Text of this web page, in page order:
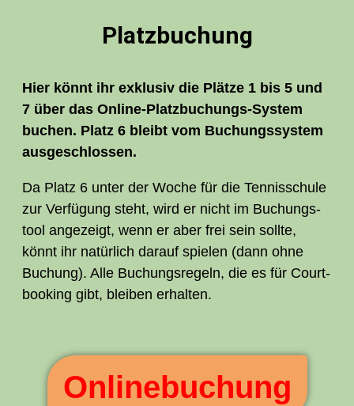
Platz­bu­chung
Hier könnt ihr exklu­siv die Plät­ze 1 bis 5 und
7 über das Online-Platz­bu­chungs-Sys­tem
buchen. Platz 6 bleibt vom Buchungs­sys­tem
ausgeschlossen.
Da Platz 6 unter der Woche für die Ten­nis­schu­le
zur Ver­fü­gung steht, wird er nicht im Buchungs­
tool ange­zeigt, wenn er aber frei sein soll­te,
könnt ihr natür­lich dar­auf spie­len (dann ohne
Buchung). Alle Buchungs­re­geln, die es für Court­
boo­king gibt, blei­ben erhalten.
Online­buchung